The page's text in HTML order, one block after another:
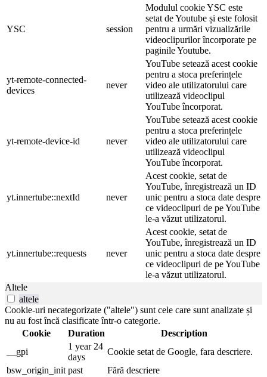
YSC session
Modulul cookie YSC este
setat de Youtube și este folosit
pentru a urmări vizualizările
videoclipurilor încorporate pe
paginile Youtube.
yt-remote-connected-
devices
never
YouTube setează acest cookie
pentru a stoca preferințele
video ale utilizatorului care
utilizează videoclipul
YouTube încorporat.
yt-remote-device-id never
YouTube setează acest cookie
pentru a stoca preferințele
video ale utilizatorului care
utilizează videoclipul
YouTube încorporat.
yt.innertube::nextId never
Acest cookie, setat de
YouTube, înregistrează un ID
unic pentru a stoca date despre
ce videoclipuri de pe YouTube
le-a văzut utilizatorul.
yt.innertube::requests never
Acest cookie, setat de
YouTube, înregistrează un ID
unic pentru a stoca date despre
ce videoclipuri de pe YouTube
le-a văzut utilizatorul.
Altele
altele
Cookie-uri necategorizate ("altele") sunt cele care sunt analizate și
nu au fost încă clasificate într-o categorie.
Cookie
Duration
Description
__gpi
1 year 24
days
Cookie setat de Google, fara descriere.
bsw_origin_init past
Fără descriere